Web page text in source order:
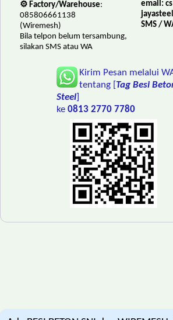
⚙️ Factory/Warehouse:
085806661138
(Wiremesh)
Bila telpon belum tersambung,
silakan SMS atau WA
email:
SMS /
Kirim Pesan melalui
tentang [Tag Besi
Steel]
ke 0813 2770 7780